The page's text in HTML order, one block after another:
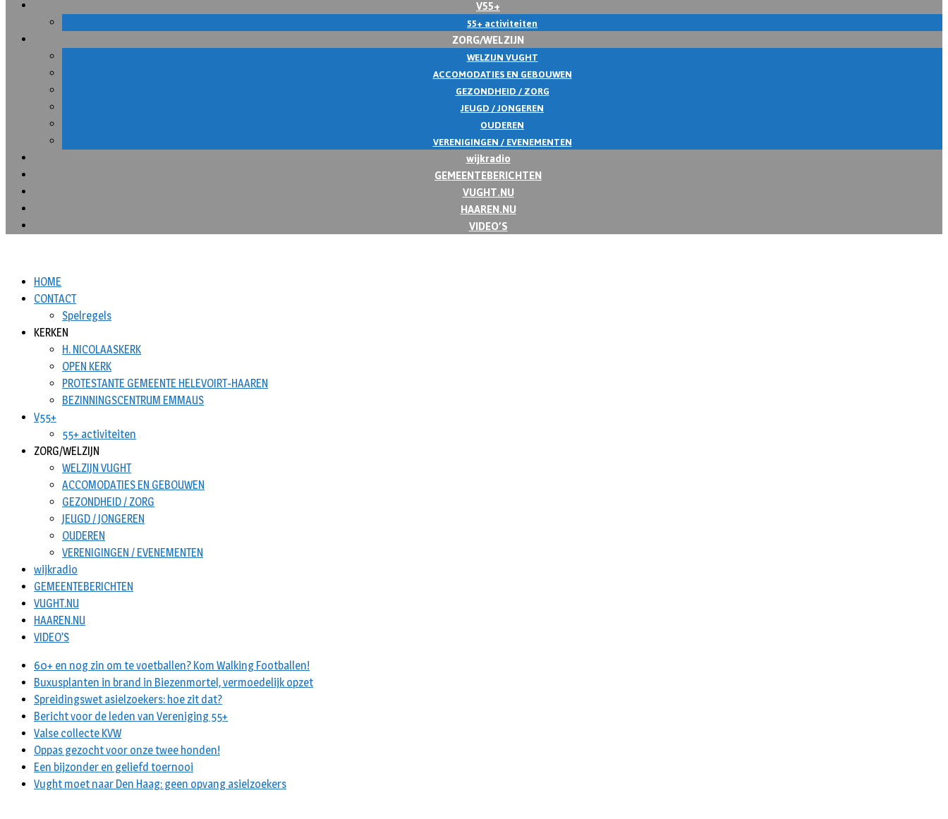
V55+
55+ activiteiten
ZORG/WELZIJN
WELZIJN VUGHT
ACCOMODATIES EN GEBOUWEN
GEZONDHEID / ZORG
JEUGD / JONGEREN
OUDEREN
VERENIGINGEN / EVENEMENTEN
wijkradio
GEMEENTEBERICHTEN
VUGHT.NU
HAAREN.NU
VIDEO’S
HOME
CONTACT
Spelregels
KERKEN
H. NICOLAASKERK
OPEN KERK
PROTESTANTE GEMEENTE HELEVOIRT-HAAREN
BEZINNINGSCENTRUM EMMAUS
V55+
55+ activiteiten
ZORG/WELZIJN
WELZIJN VUGHT
ACCOMODATIES EN GEBOUWEN
GEZONDHEID / ZORG
JEUGD / JONGEREN
OUDEREN
VERENIGINGEN / EVENEMENTEN
wijkradio
GEMEENTEBERICHTEN
VUGHT.NU
HAAREN.NU
VIDEO’S
60+ en nog zin om te voetballen? Kom Walking Footballen!
Buxusplanten in brand in Biezenmortel, vermoedelijk opzet
Spreidingswet asielzoekers: hoe zit dat?
Bericht voor de leden van Vereniging 55+
Valse collecte KVW
Oppas gezocht voor onze twee honden!
Een bijzonder en geliefd toernooi
Vught moet naar Den Haag: geen opvang asielzoekers